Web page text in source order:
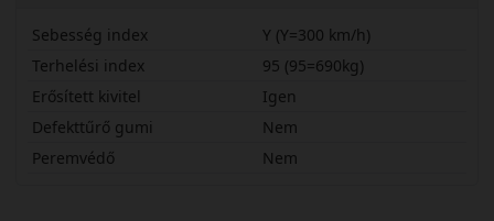
Sebesség index
Y (Y=300 km/h)
Terhelési index
95 (95=690kg)
Erősített kivitel
Igen
Defekttűrő gumi
Nem
Peremvédő
Nem